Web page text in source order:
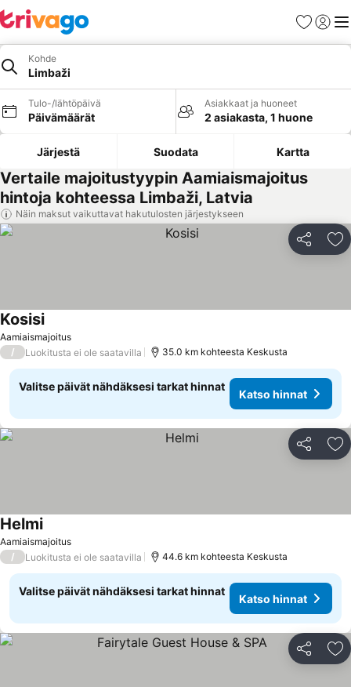
Suosikit
Kohde
Limbaži
Tulo-/lähtöpäivä
Päivämäärät
Asiakkaat ja huoneet
2 asiakasta, 1 huone
Järjestä Suodata Kartta
Vertaile majoitustyypin Aamiaismajoitus
hintoja kohteessa Limbaži, Latvia
Näin maksut vaikuttavat hakutulosten järjestykseen
Jaa
Aamiaismajoitus
Kosisi
/ Luokitusta ei ole saatavilla 35.0 km kohteesta Keskusta
Valitse päivät nähdäksesi tarkat hinnat
Katso hinnat
Jaa
Aamiaismajoitus
Helmi
/ Luokitusta ei ole saatavilla 44.6 km kohteesta Keskusta
Valitse päivät nähdäksesi tarkat hinnat
Katso hinnat
Jaa